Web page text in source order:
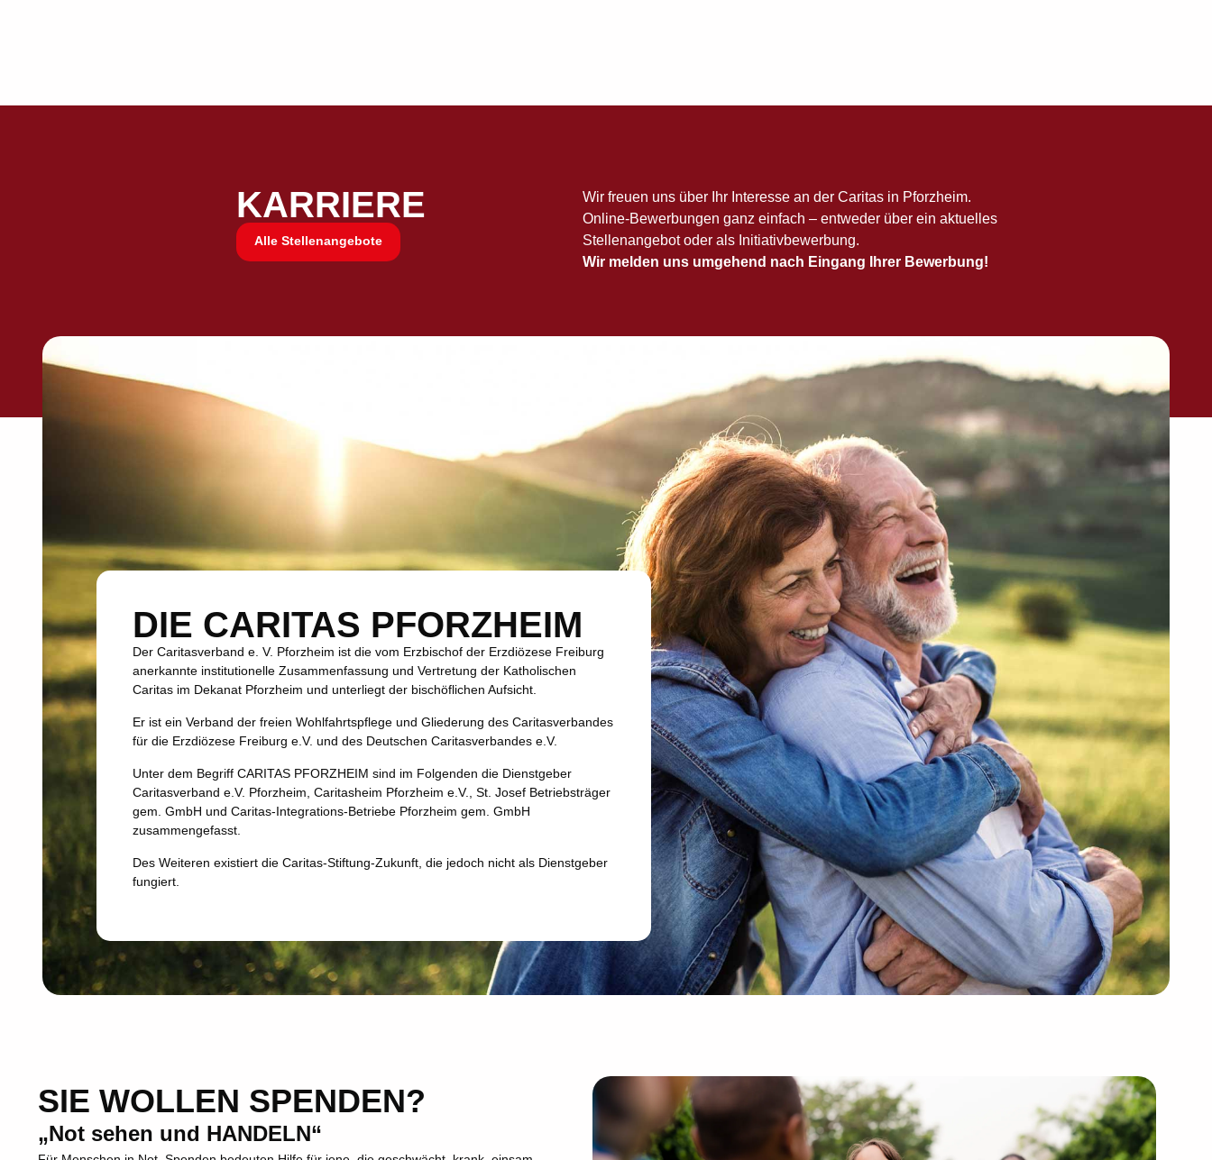
KARRIERE
Alle Stellenangebote
Wir freuen uns über Ihr Interesse an der Caritas in Pforzheim.
Online-Bewerbungen ganz einfach – entweder über ein aktuelles
Stellenangebot oder als Initiativbewerbung.
Wir melden uns umgehend nach Eingang Ihrer Bewerbung!
DIE CARITAS PFORZHEIM
Der Caritasverband e. V. Pforzheim ist die vom Erzbischof der Erzdiözese Freiburg
anerkannte institutionelle Zusammenfassung und Vertretung der Katholischen
Caritas im Dekanat Pforzheim und unterliegt der bischöflichen Aufsicht.
Er ist ein Verband der freien Wohlfahrtspflege und Gliederung des Caritasverbandes
für die Erzdiözese Freiburg e.V. und des Deutschen Caritasverbandes e.V.
Unter dem Begriff CARITAS PFORZHEIM sind im Folgenden die Dienstgeber
Caritasverband e.V. Pforzheim, Caritasheim Pforzheim e.V., St. Josef Betriebsträger
gem. GmbH und Caritas-Integrations-Betriebe Pforzheim gem. GmbH
zusammengefasst.
Des Weiteren existiert die Caritas-Stiftung-Zukunft, die jedoch nicht als Dienstgeber
fungiert.
SIE WOLLEN SPENDEN?
„Not sehen und HANDELN“